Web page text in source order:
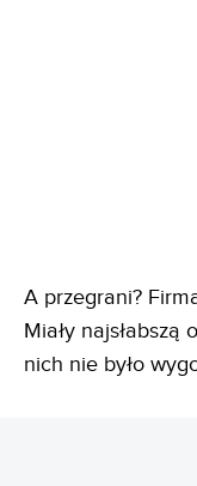
A przegrani?
Miały najsłabszą
nich nie było